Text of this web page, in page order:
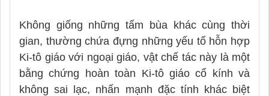
Không giống những tấm bùa khác cùng thời
gian, thường chứa đựng những yếu tố hỗn hợp
Ki-tô giáo với ngoại giáo, vật chế tác này là một
bằng chứng hoàn toàn Ki-tô giáo cổ kính và
không sai lạc, nhấn mạnh đặc tính khác biệt